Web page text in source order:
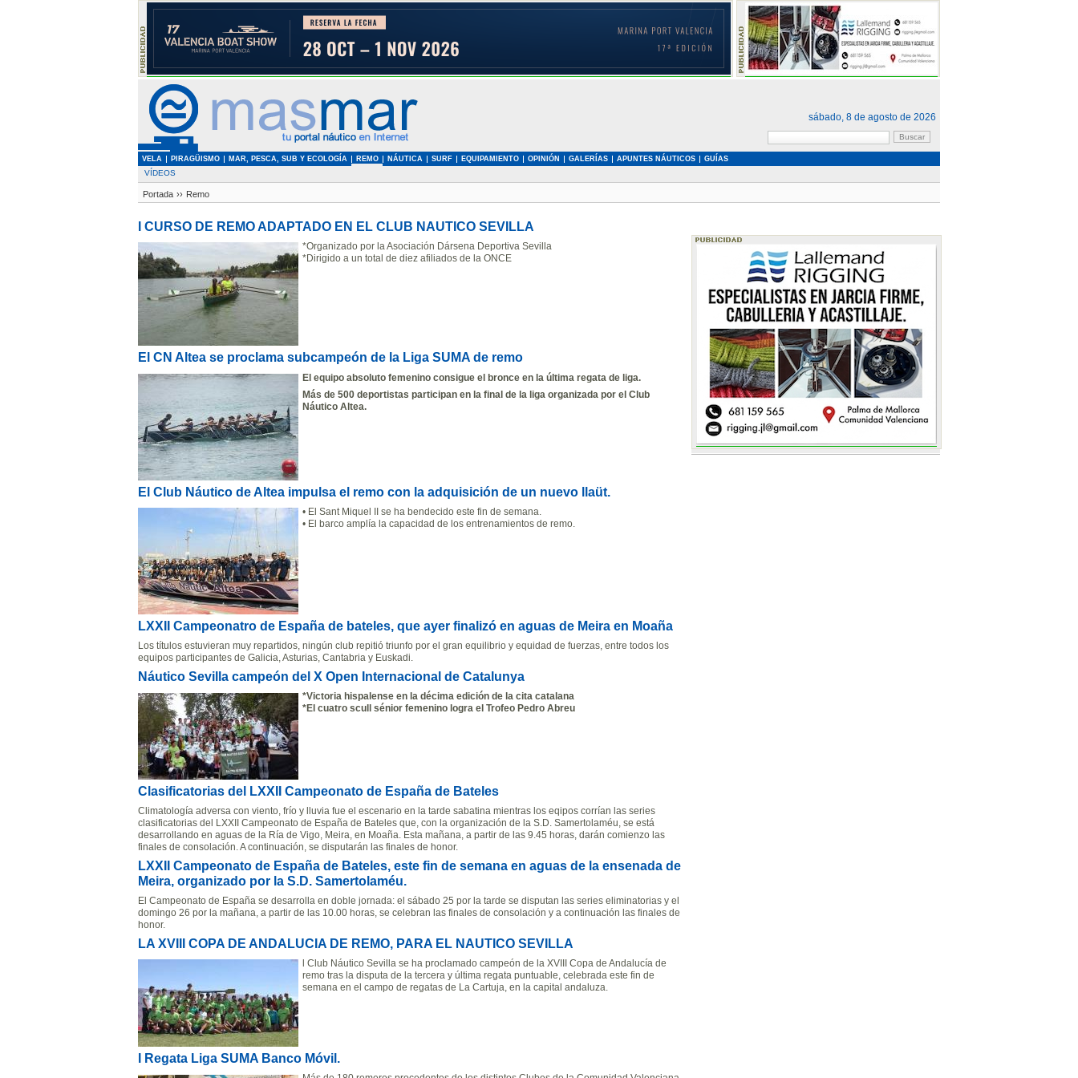
sábado, 8 de agosto de 2026
VELA PIRAGÜISMO MAR, PESCA, SUB Y ECOLOGÍA REMO NÁUTICA SURF EQUIPAMIENTO OPINIÓN GALERÍAS APUNTES NÁUTICOS GUÍAS
VÍDEOS
Portada ›› Remo
I CURSO DE REMO ADAPTADO EN EL CLUB NAUTICO SEVILLA
*Organizado por la Asociación Dársena Deportiva Sevilla
*Dirigido a un total de diez afiliados de la ONCE
El CN Altea se proclama subcampeón de la Liga SUMA de remo
El equipo absoluto femenino consigue el bronce en la ú ltima regata de liga.
Más de 500 deportistas participan en la final de la liga organizada por el Club
Náutico Altea.
El Club Náutico de Altea impulsa el remo con la adquisición de un nuevo llaüt.
• El Sant Miquel II se ha bendecido este fin de semana.
• El barco amplía la capacidad de los entrenamientos de remo.
LXXII Campeonatro de España de bateles, que ayer finalizó en aguas de Meira en Moaña
Los títulos estuvieran muy repartidos, ningún club repitió triunfo por el gran equilibrio y equidad de fuerzas, entre todos los
equipos participantes de Galicia, Asturias, Cantabria y Euskadi.
Náutico Sevilla campeón del X Open Internacional de Catalunya
*Victoria hispalense en la décima edición de la cita catalana
*El cuatro scull sénior femenino logra el Trofeo Pedro Abreu
Clasificatorias del LXXII Campeonato de España de Bateles
Climatología adversa con viento, frío y lluvia fue el escenario en la tarde sabatina mientras los eqipos corrían las series
clasificatorias del LXXII Campeonato de España de Bateles que, con la organización de la S.D. Samertolaméu, se está
desarrollando en aguas de la Ría de Vigo, Meira, en Moaña. Esta mañana, a partir de las 9.45 horas, darán comienzo las
finales de consolación. A continuación, se disputarán las finales de honor.
LXXII Campeonato de España de Bateles, este fin de semana en aguas de la ensenada de
Meira, organizado por la S.D. Samertolaméu.
El Campeonato de España se desarrolla en doble jornada: el sábado 25 por la tarde se disputan las series eliminatorias y el
domingo 26 por la mañana, a partir de las 10.00 horas, se celebran las finales de consolación y a continuación las finales de
honor.
LA XVIII COPA DE ANDALUCIA DE REMO, PARA EL NAUTICO SEVILLA
l Club Náutico Sevilla se ha proclamado campeón de la XVIII Copa de Andalucía de
remo tras la disputa de la tercera y última regata puntuable, celebrada este fin de
semana en el campo de regatas de La Cartuja, en la capital andaluza.
I Regata Liga SUMA Banco Móvil.